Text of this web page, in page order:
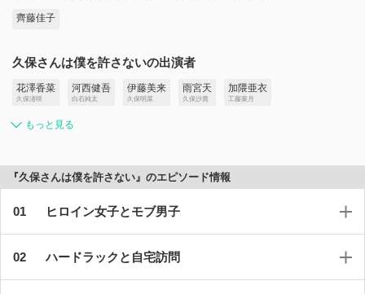
齊藤佳子
久保さんは僕を許さないの出演者
花澤香菜
久保渚咲
河西健吾
白石純太
伊藤美来
久保明菜
雨宮天
久保沙貴
加隈亜衣
工藤葉月
もっと見る
『久保さんは僕を許さない』のエピソード情報
ヒロイン女子とモブ男子
ハードラックと自宅訪問